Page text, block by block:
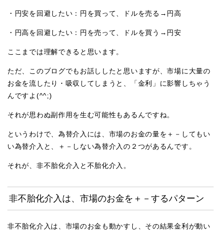
・円安を回避したい：円を買って、ドルを売る→円高
・円高を回避したい：円を売って、ドルを買う→円安
ここまでは理解できると思います。
ただ、このブログでもお話ししたと思いますが、市場に大量の
お金を流したり・吸収してしまうと、「金利」に影響しちゃう
んですよ(^^;)
それが思わぬ副作用を生む可能性もあるんですね。
というわけで、為替介入には、市場のお金の量を＋－してもい
い為替介入と、＋－しない為替介入の２つがあるんです。
それが、非不胎化介入と不胎化介入。
非不胎化介入は、市場のお金を＋－するパターン
非不胎化介入は、市場のお金も動かすし、その結果金利が動い